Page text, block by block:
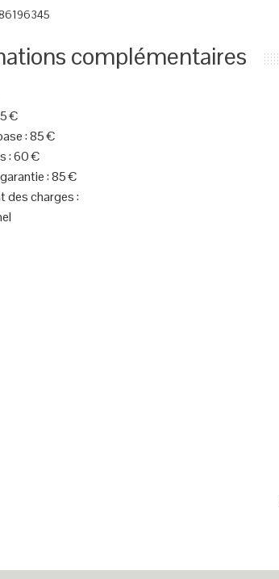
complémentaires
5 €
:85 €
:60 €
:85 €
des charges: